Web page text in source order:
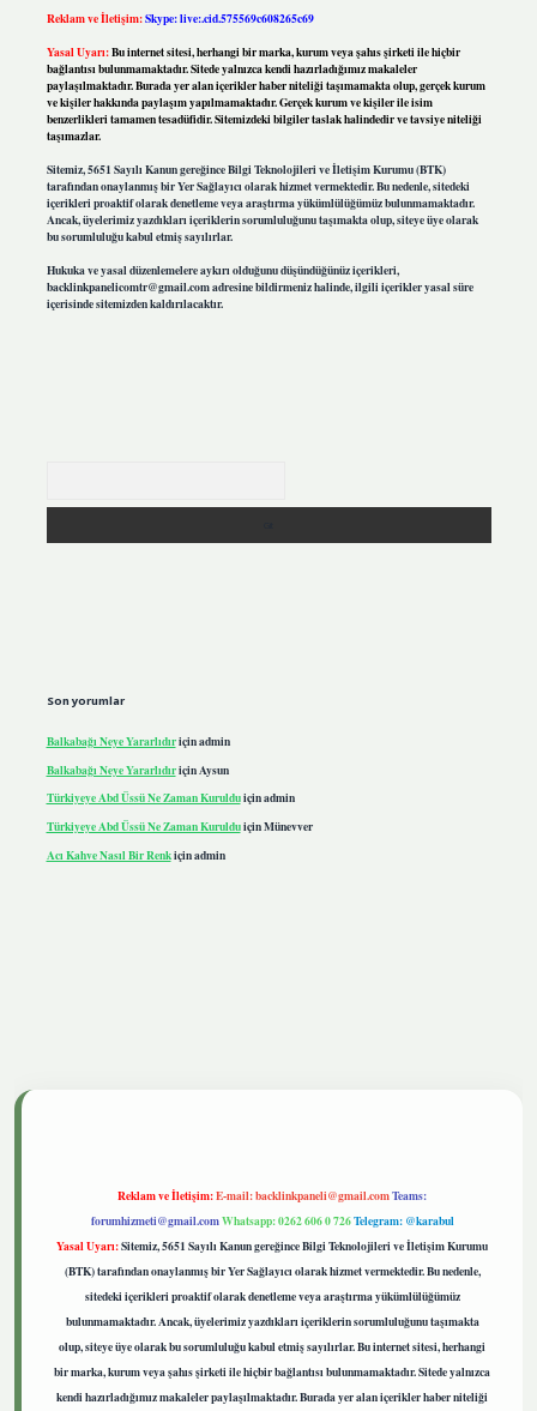
Reklam ve İletişim:Skype: live:.cid.575569c608265c69
Yasal Uyarı:Bu internet sitesi, herhangi bir marka, kurum veya şahıs şirketi ile hiçbir
bağlantısı bulunmamaktadır. Sitede yalnızca kendi hazırladığımız makaleler
paylaşılmaktadır. Burada yer alan içerikler haber niteliği taşımamakta olup, gerçek kurum
ve kişiler hakkında paylaşım yapılmamaktadır. Gerçek kurum ve kişiler ile isim
benzerlikleri tamamen tesadüfidir. Sitemizdeki bilgiler taslak halindedir ve tavsiye niteliği
taşımazlar.
Sitemiz, 5651 Sayılı Kanun gereğince Bilgi Teknolojileri ve İletişim Kurumu (BTK)
tarafından onaylanmış bir Yer Sağlayıcı olarak hizmet vermektedir. Bu nedenle, sitedeki
içerikleri proaktif olarak denetleme veya araştırma yükümlülüğümüz bulunmamaktadır.
Ancak, üyelerimiz yazdıkları içeriklerin sorumluluğunu taşımakta olup, siteye üye olarak
bu sorumluluğu kabul etmiş sayılırlar.
Hukuka ve yasal düzenlemelere aykırı olduğunu düşündüğünüz içerikleri,
backlinkpanelicomtr@gmail.comadresine bildirmeniz halinde, ilgili içerikler yasal süre
içerisinde sitemizden kaldırılacaktır.
Son yorumlar
Balkabağı Neye Yararlıdıriçinadmin
Balkabağı Neye Yararlıdıriçin Aysun
Türkiyeye Abd Üssü Ne Zaman Kurulduiçinadmin
Türkiyeye Abd Üssü Ne Zaman KurulduiçinMünevver
Acı Kahve Nasıl Bir Renkiçinadmin
Reklam ve İletişim:E-mail:backlinkpaneli@gmail.comTeams:
forumhizmeti@gmail.comWhatsapp: 0262 606 0 726Telegram: @karabul
Yasal Uyarı:Sitemiz, 5651 Sayılı Kanun gereğince Bilgi Teknolojileri ve İletişim Kurumu
(BTK) tarafından onaylanmış bir Yer Sağlayıcı olarak hizmet vermektedir. Bu nedenle,
sitedeki içerikleri proaktif olarak denetleme veya araştırma yükümlülüğümüz
bulunmamaktadır. Ancak, üyelerimiz yazdıkları içeriklerin sorumluluğunu taşımakta
olup, siteye üye olarak bu sorumluluğu kabul etmiş sayılırlar. Bu internet sitesi, herhangi
bir marka, kurum veya şahıs şirketi ile hiçbir bağlantısı bulunmamaktadır. Sitede yalnızca
kendi hazırladığımız makaleler paylaşılmaktadır. Burada yer alan içerikler haber niteliği